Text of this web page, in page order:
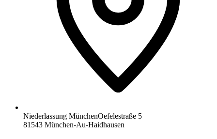
Niederlassung MünchenOefelestraße 5
81543 München-Au-Haidhausen